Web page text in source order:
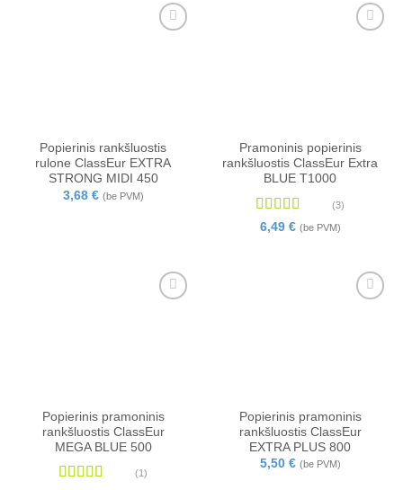
Popierinis rankšluostis
rulone ClassEur EXTRA
STRONG MIDI 450
3,68 € (be PVM)
Pramoninis popierinis
rankšluostis ClassEur Extra
BLUE T1000
Įvertinimas:
(3)
6,49 € (be PVM)
Popierinis pramoninis
rankšluostis ClassEur
MEGA BLUE 500
(1)
Popierinis pramoninis
rankšluostis ClassEur
EXTRA PLUS 800
5,50 € (be PVM)